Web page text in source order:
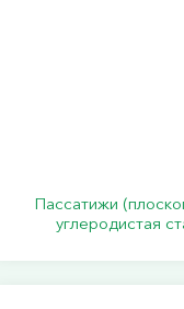
Пассатижи
углеродистая